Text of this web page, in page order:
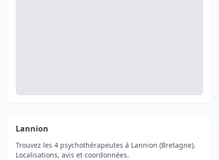
Lannion
Trouvez les 4 psychothérapeutes à Lannion (Bretagne).
Localisations, avis et coordonnées.